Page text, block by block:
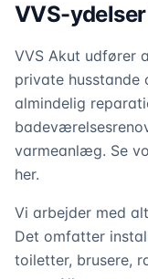
VVS-
VVS Akut udfører
private husstande
almindelig
varmeanlæg. Se
her.
Vi arbejder med
Det omfatter
toiletter, brusere,